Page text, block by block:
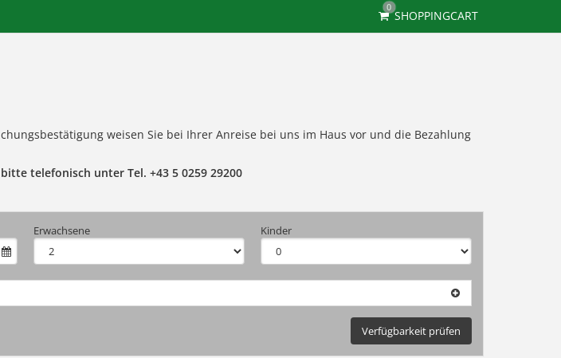
0
SHOPPINGCART
weisen Sie bei Ihrer Anreise bei uns im Haus vor und die Bezahlung
telefonisch unter Tel. +43 5 0259 29200
Erwachsene Kinder
Verfügbarkeit prüfen